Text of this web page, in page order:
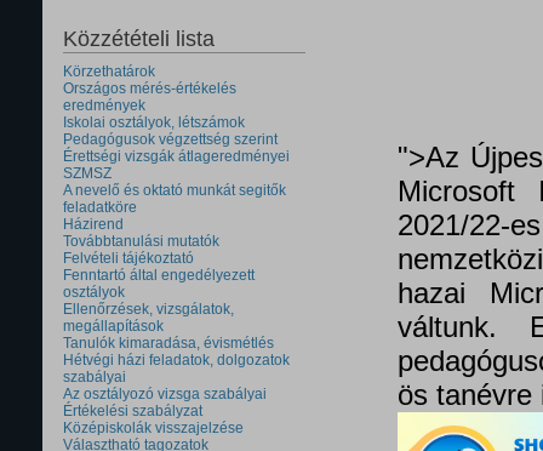
Közzétételi lista
Körzethatárok
Országos mérés-értékelés
eredmények
Iskolai osztályok, létszámok
Pedagógusok végzettség szerint
Érettségi vizsgák átlageredményei
SZMSZ
A nevelő és oktató munkát segitők
feladatköre
Házirend
Továbbtanulási mutatók
Felvételi tájékoztató
Fenntartó által engedélyezett
osztályok
Ellenőrzések, vizsgálatok,
megállapítások
Tanulók kimaradása, évismétlés
Hétvégi házi feladatok, dolgozatok
szabályai
Az osztályozó vizsga szabályai
Értékelési szabályzat
Középiskolák visszajelzése
Választható tagozatok
">Az
Microsoft
2021/
hazai
váltunk.
ös tanévre